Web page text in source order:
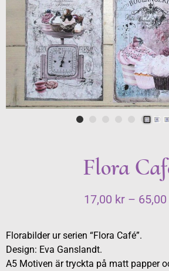
Flora
17,00 kr – 65,00
Florabilder ur serien “Flora Café”.
Design: Eva Ganslandt.
A5 Motiven är tryckta på matt papper